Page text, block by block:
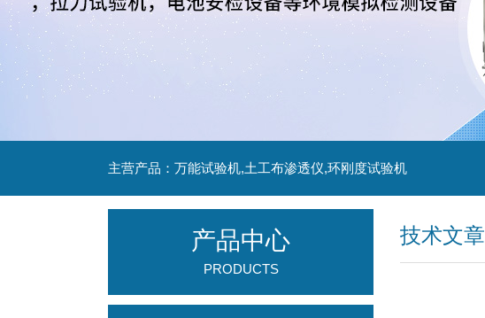
主营产品：万能试验机,土工布渗透仪,环刚度试验机
技术文章
产品中心
PRODUCTS